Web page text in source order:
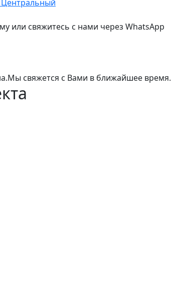
или свяжитесь с нами через WhatsApp
Мы свяжется с Вами в ближайшее время.